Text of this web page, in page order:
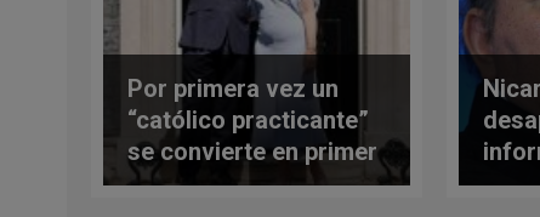
Por primera vez un
“católico practicante”
se convierte en primer
ministro del Reino